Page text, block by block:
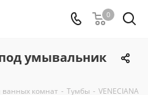
0
под умывальник
комнат - Тумбы - VENECIANA